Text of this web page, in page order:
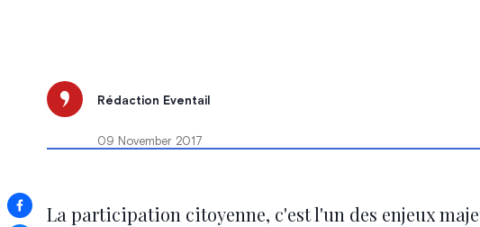
Rédaction Eventail
09 November 2017
La participation citoyenne, c'est l'un des enjeux